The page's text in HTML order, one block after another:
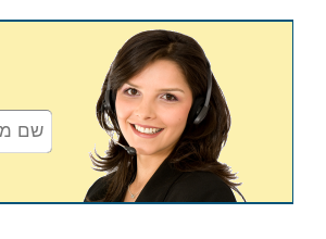
כאשר באים לבחון צורך בהכשרה יש
תפוקת ויעילות הארגון.
ניתן למנות מספר יתרונות
1. תועלת לטווח ארוך: הכשרה
מחויבותו העובד לתפקיד